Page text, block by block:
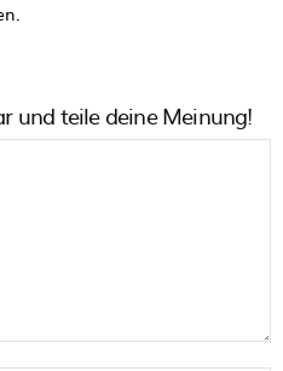
und teile deine Meinung!